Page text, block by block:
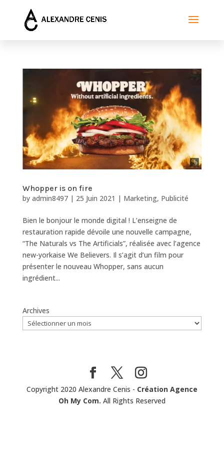
Whopper is on fire
by admin8497| 25 Juin 2021 | Marketing, Publicité
Bien le bonjour le monde digital ! L’enseigne de
restauration rapide dévoile une nouvelle campagne,
“The Naturals vs The Artificials”, réalisée avec l’agence
new-yorkaise We Believers. Il s’agit d’un film pour
présenter le nouveau Whopper, sans aucun
ingrédient...
Archives
Copyright 2020 Alexandre Cenis - Création Agence
Oh My Com. All Rights Reserved